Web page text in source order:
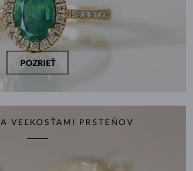
POZRIEŤ
VEĽKOSŤAMI PRSTEŇOV